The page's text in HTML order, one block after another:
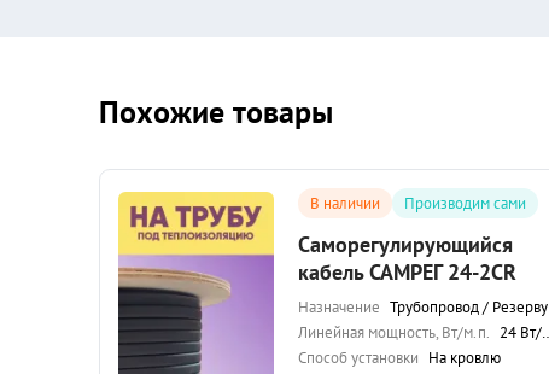
Похожие товары
В наличии Производим сами
Саморегулирующийся
кабель САМРЕГ 24-2CR
Назначение Трубопровод / Резервуар / Кровля
Линейная мощность, Вт/м.п. 24 Вт/м.п.
Способ установки На кровлю